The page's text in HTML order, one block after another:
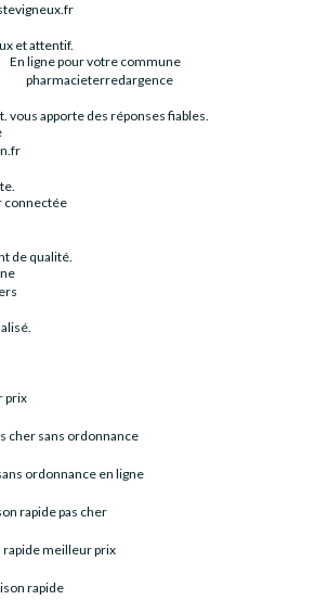
et attentif.
En ligne pour votre commune
pharmacieterredargence
vous apporte des réponses fiables.
connectée
de qualité.
prix
cher sans ordonnance
ordonnance en ligne
rapide pas cher
rapide meilleur prix
rapide